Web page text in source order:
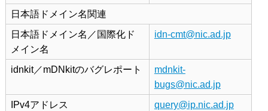
日本語ドメイン名関連
日本語ドメイン名／国際化ド
メイン名
idn-cmt@nic.ad.jp
idnkit／mDNkitのバグレポート
mdnkit-
bugs@nic.ad.jp
IPv4アドレス
query@ip.nic.ad.jp